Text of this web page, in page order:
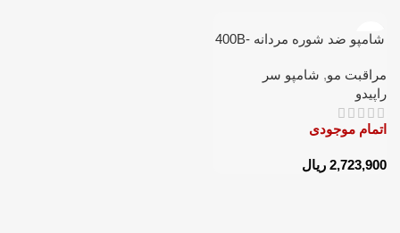
شامپو ضد شوره مردانه 400B-
مراقبت مو, شامپو سر
راپیدو
اتمام موجودی
2,723,900 ریال